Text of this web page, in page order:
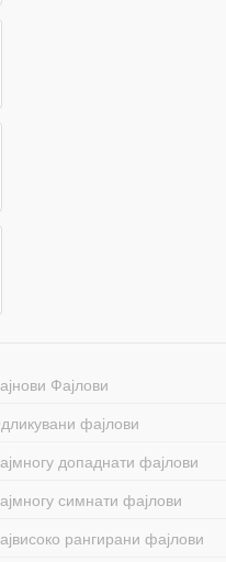
Фајлови
фајлови
допаднати фајлови
симнати фајлови
рангирани фајлови